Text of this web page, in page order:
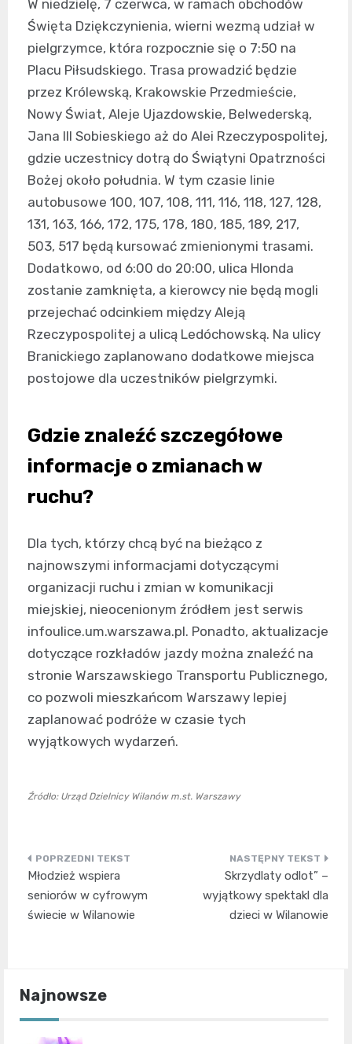
W niedzielę, 7 czerwca, w ramach obchodów
Święta Dziękczynienia, wierni wezmą udział w
pielgrzymce, która rozpocznie się o 7:50 na
Placu Piłsudskiego. Trasa prowadzić będzie
przez Królewską, Krakowskie Przedmieście,
Nowy Świat, Aleje Ujazdowskie, Belwederską,
Jana III Sobieskiego aż do Alei Rzeczypospolitej,
gdzie uczestnicy dotrą do Świątyni Opatrzności
Bożej około południa. W tym czasie linie
autobusowe 100, 107, 108, 111, 116, 118, 127, 128,
131, 163, 166, 172, 175, 178, 180, 185, 189, 217,
503, 517 będą kursować zmienionymi trasami.
Dodatkowo, od 6:00 do 20:00, ulica Hlonda
zostanie zamknięta, a kierowcy nie będą mogli
przejechać odcinkiem między Aleją
Rzeczypospolitej a ulicą Ledóchowską. Na ulicy
Branickiego zaplanowano dodatkowe miejsca
postojowe dla uczestników pielgrzymki.
Gdzie znaleźć szczegółowe
informacje o zmianach w
ruchu?
Dla tych, którzy chcą być na bieżąco z
najnowszymi informacjami dotyczącymi
organizacji ruchu i zmian w komunikacji
miejskiej, nieocenionym źródłem jest serwis
infoulice.um.warszawa.pl. Ponadto, aktualizacje
dotyczące rozkładów jazdy można znaleźć na
stronie Warszawskiego Transportu Publicznego,
co pozwoli mieszkańcom Warszawy lepiej
zaplanować podróże w czasie tych
wyjątkowych wydarzeń.
Źródło: Urząd Dzielnicy Wilanów m.st. Warszawy
Nawigacja
wpisu
Młodzież wspiera
seniorów w cyfrowym
świecie w Wilanowie
Skrzydlaty odlot” –
wyjątkowy spektakl dla
dzieci w Wilanowie
Najnowsze